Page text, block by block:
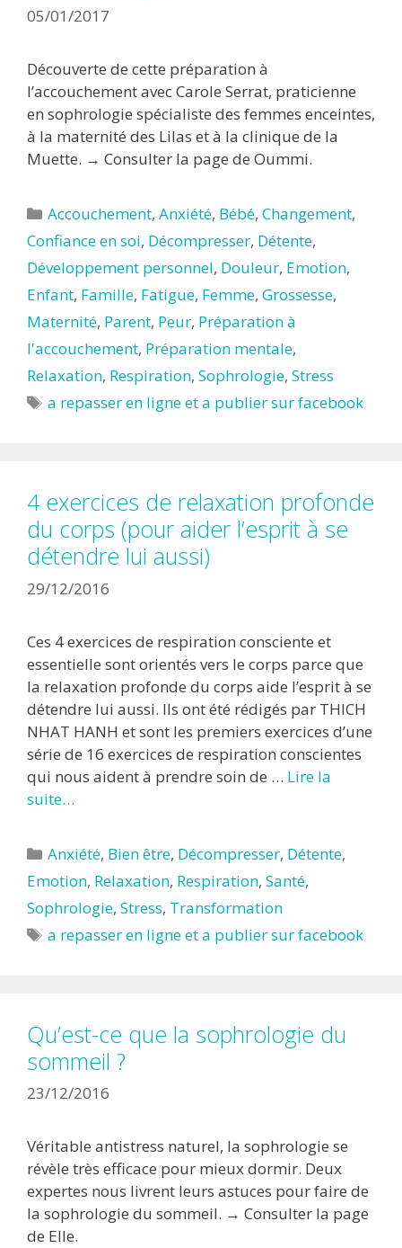
05/01/2017
Découverte de cette préparation à
l’accouchement avec Carole Serrat, praticienne
en sophrologie spécialiste des femmes enceintes,
à la maternité des Lilas et à la clinique de la
Muette. → Consulter la page de Oummi.
Catégories
Accouchement,Anxiété, Bébé,Changement,
Confiance en soi, Décompresser, Détente,
Développement personnel, Douleur, Emotion,
Enfant, Famille, Fatigue, Femme, Grossesse,
Maternité, Parent, Peur, Préparation à
l'accouchement, Préparation mentale,
Relaxation, Respiration, Sophrologie, Stress
Étiquettes
a repasser en ligne et a publier sur facebook
4 exercices de relaxation profonde
du corps (pour aider l’esprit à se
détendre lui aussi)
29/12/2016
Ces 4 exercices de respiration consciente et
essentielle sont orientés vers le corps parce que
la relaxation profonde du corps aide l’esprit à se
détendre lui aussi. Ils ont été rédigés par THICH
NHAT HANH et sont les premiers exercices d’une
série de 16 exercices de respiration conscientes
qui nous aident à prendre soin de … Lire la
suite…
Catégories
Anxiété, Bien être, Décompresser, Détente,
Emotion, Relaxation, Respiration, Santé,
Sophrologie, Stress, Transformation
Étiquettes
a repasser en ligne et a publier sur facebook
Qu’est-ce que la sophrologie du
sommeil ?
23/12/2016
Véritable antistress naturel, la sophrologie se
révèle très efficace pour mieux dormir. Deux
expertes nous livrent leurs astuces pour faire de
la sophrologie du sommeil. → Consulter la page
de Elle.